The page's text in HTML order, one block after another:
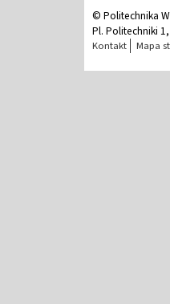
© Politechnika
Pl. Politechniki
Kontakt Mapa